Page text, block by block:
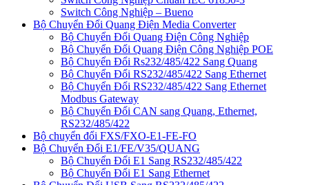
Switch Công Nghiệp – Bueno
Bộ Chuyển Đổi Quang Điện Media Converter
Bộ Chuyển Đổi Quang Điện Công Nghiệp
Bộ Chuyển Đổi Quang Điện Công Nghiệp POE
Bộ Chuyển Đổi Rs232/485/422 Sang Quang
Bộ Chuyển Đổi RS232/485/422 Sang Ethernet
Bộ Chuyển Đổi RS232/485/422 Sang Ethernet
Modbus Gateway
Bộ Chuyển Đổi CAN sang Quang, Ethernet,
RS232/485/422
Bộ chuyển đổi FXS/FXO-E1-FE-FO
Bộ Chuyển Đổi E1/FE/V35/QUANG
Bộ Chuyển Đổi E1 Sang RS232/485/422
Bộ Chuyển Đổi E1 Sang Ethernet